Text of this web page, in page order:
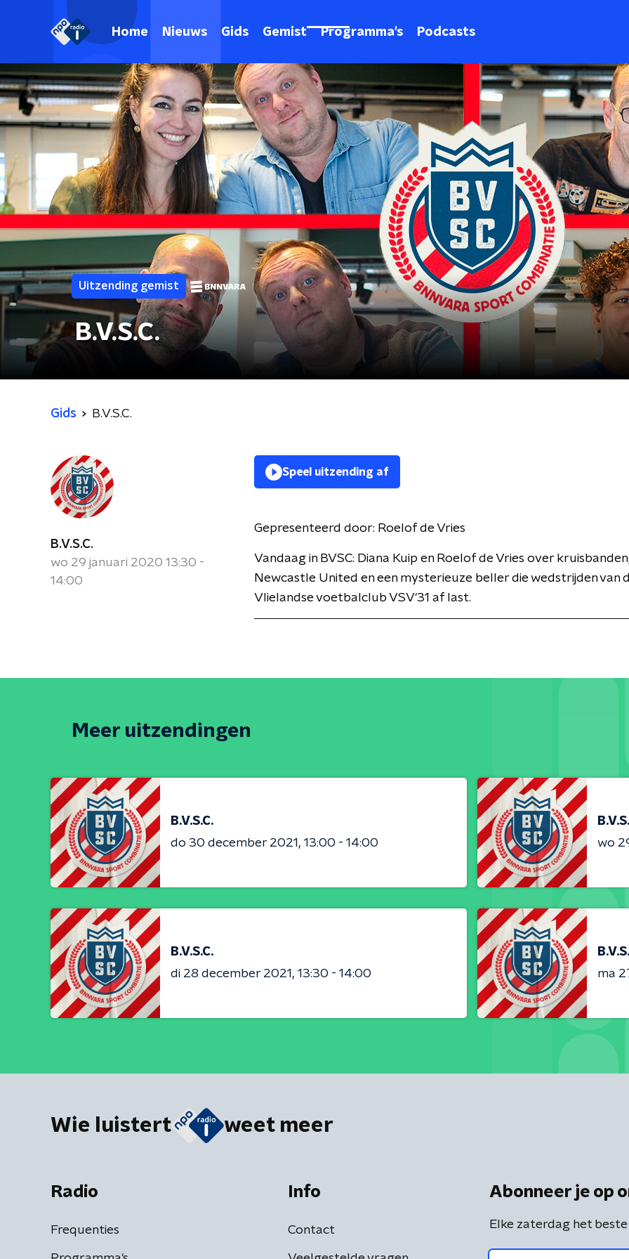
Home Nieuws Gids Gemist Programma's Podcasts
Uitzending gemist
B.V.S.C.
Gids B.V.S.C.
B.V.S.C.
wo 29 januari 2020 13:30 -
14:00
Speel uitzending af
Gepresenteerd door: Roelof de Vries
Vandaag in BVSC: Diana Kuip en Roelof de Vries over
Newcastle United en een mysterieuze beller die wedstrijden van
Vlielandse voetbalclub VSV'31 af last.
Meer uitzendingen
B.V.S.C.
do 30 december 2021
13:00 - 14:00
wo
B.V.S.C.
di 28 december 2021
13:30 - 14:00
ma
Wie luistert weet meer
Radio
Frequenties
Info
Contact
Abonneer je op
Elke zaterdag het beste